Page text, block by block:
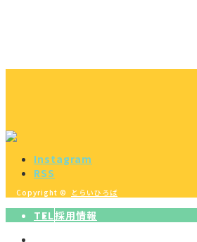
Instagram
RSS
Copyright © とらいひろば
TEL採用情報